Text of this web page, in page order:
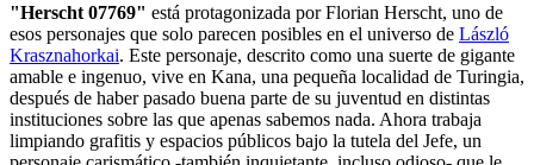
"Herscht 07769" está protagonizada por Florian Herscht, uno de
esos personajes que solo parecen posibles en el universo de László
Krasznahorkai. Este personaje, descrito como una suerte de gigante
amable e ingenuo, vive en Kana, una pequeña localidad de Turingia,
después de haber pasado buena parte de su juventud en distintas
instituciones sobre las que apenas sabemos nada. Ahora trabaja
limpiando grafitis y espacios públicos bajo la tutela del Jefe, un